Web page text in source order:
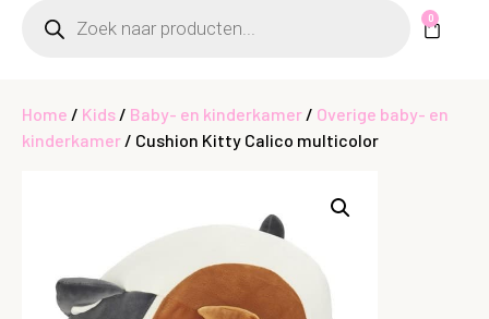
0
Home / Kids / Baby- en kinderkamer / Overige baby- en
kinderkamer / Cushion Kitty Calico multicolor